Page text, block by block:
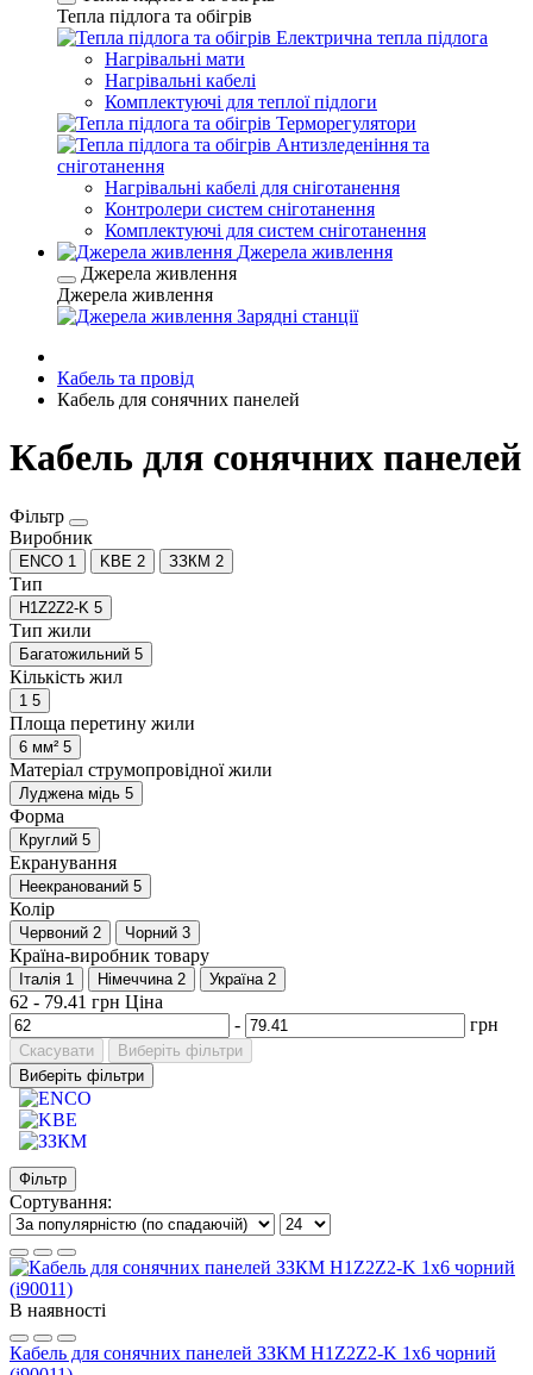
Тепла підлога та обігрів
Електрична тепла підлога
Нагрівальні мати
Нагрівальні кабелі
Комплектуючі для теплої підлоги
Терморегулятори
Антизледеніння та
сніготанення
Нагрівальні кабелі для сніготанення
Контролери систем сніготанення
Комплектуючі для систем сніготанення
Джерела живлення
Джерела живлення
Джерела живлення
Зарядні станції
Кабель та провід
Кабель для сонячних панелей
Кабель для сонячних панелей
Фільтр
Виробник
ENCO 1 KBE 2 ЗЗКМ 2
Тип
H1Z2Z2-K 5
Тип жили
Багатожильний 5
Кількість жил
1 5
Площа перетину жили
6 мм² 5
Матеріал струмопровідної жили
Луджена мідь 5
Форма
Круглий 5
Екранування
Неекранований 5
Колір
Червоний 2 Чорний 3
Країна-виробник товару
Італія 1 Німеччина 2 Україна 2
62 - 79.41 грн Ціна
-
грн
Скасувати
Виберіть фільтри
Виберіть фільтри
Фільтр
Сортування:
В наявності
Кабель для сонячних панелей ЗЗКМ H1Z2Z2-K 1х6 чорний